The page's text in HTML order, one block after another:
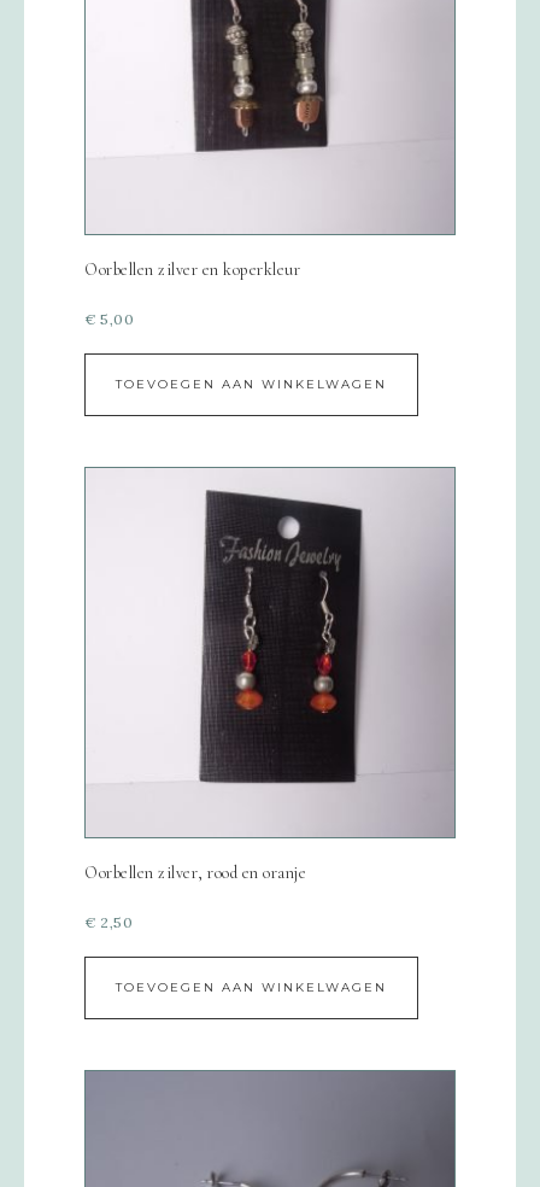
Oorbellen zilver en koperkleur
€ 5,00
TOEVOEGEN AAN WINKELWAGEN
Oorbellen zilver, rood en oranje
€ 2,50
TOEVOEGEN AAN WINKELWAGEN